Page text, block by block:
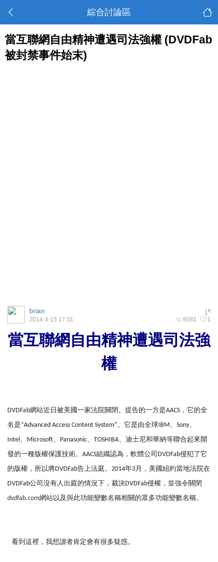
綜合討論區
當互聯網自由精神遭遇司法強權 (DVDFab
被封禁事件始末)
1#
brian
9581 1
2014-3-15 17:31
當互聯網自由精神遭遇司法強
權
DVDFab網站近日被美國一家法院關閉。提告的一方是AACS，它的全
名是“Advanced Access Content System”。它是由全球IBM、Sony、
Intel、Microsoft、Panasonic、TOSHIBA、迪士尼和華納等聯合起來開
發的一種版權保護技術。AACS組織認為，軟體公司DVDFab侵犯了它
的版權，所以將DVDFab告上法庭。2014年3月，美國紐約當地法院在
DVDFab公司沒有人出庭的情況下，裁決DVDFab侵權，並強令關閉
dvdfab.com網站以及與此功能變數名稱相關的眾多功能變數名稱。
看到這裡，我想讀者肯定會有很多疑惑。